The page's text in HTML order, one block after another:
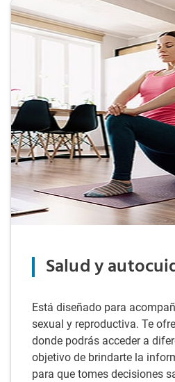
Salud y
Está diseñado para
sexual y reproductiva. Te
donde podrás acceder a
objetivo de brindarte la
para que tomes decisiones